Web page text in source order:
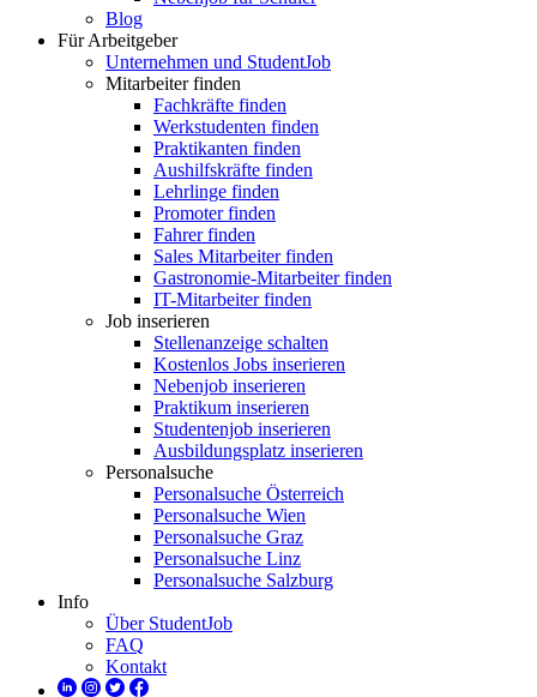
Blog
Für Arbeitgeber
Unternehmen und StudentJob
Mitarbeiter finden
Fachkräfte finden
Werkstudenten finden
Praktikanten finden
Aushilfskräfte finden
Lehrlinge finden
Promoter finden
Fahrer finden
Sales Mitarbeiter finden
Gastronomie-Mitarbeiter finden
IT-Mitarbeiter finden
Job inserieren
Stellenanzeige schalten
Kostenlos Jobs inserieren
Nebenjob inserieren
Praktikum inserieren
Studentenjob inserieren
Ausbildungsplatz inserieren
Personalsuche
Personalsuche Österreich
Personalsuche Wien
Personalsuche Graz
Personalsuche Linz
Personalsuche Salzburg
Info
Über StudentJob
FAQ
Kontakt